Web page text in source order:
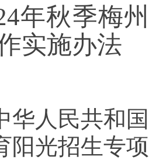
年秋季梅
实施办法
华人民共和
阳光招生专